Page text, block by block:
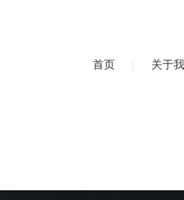
首页 关于